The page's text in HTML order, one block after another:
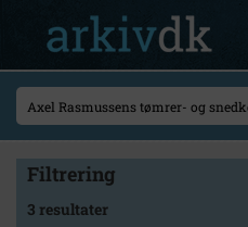
Filtrering
3 resultater